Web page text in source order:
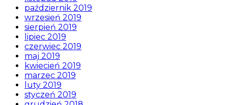
październik 2019
wrzesień 2019
sierpień 2019
lipiec 2019
czerwiec 2019
maj 2019
kwiecień 2019
marzec 2019
luty 2019
styczeń 2019